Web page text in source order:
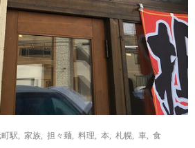
町駅 家族 担々麺 料理 本 札幌 車 食